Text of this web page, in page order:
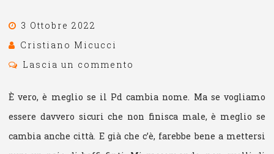
3 Ottobre 2022
Cristiano Micucci
Lascia un commento
È vero, è meglio se il Pd cambia nome. Ma se vogliamo
essere davvero sicuri che non finisca male, è meglio se
cambia anche città. E già che c’è, farebbe bene a mettersi